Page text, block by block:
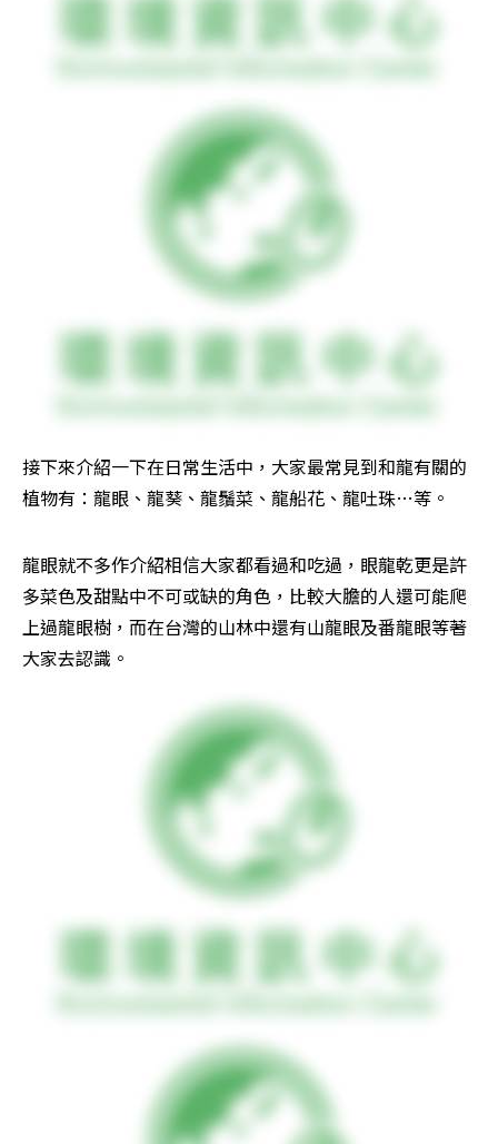
接下來介紹一下在日常生活中，大家最常見到和龍有關的
植物有：龍眼、龍葵、龍鬚菜、龍船花、龍吐珠…等。
龍眼就不多作介紹相信大家都看過和吃過，眼龍乾更是許
多菜色及甜點中不可或缺的角色，比較大膽的人還可能爬
上過龍眼樹，而在台灣的山林中還有山龍眼及番龍眼等著
大家去認識。